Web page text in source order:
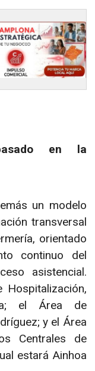
en la
un modelo
transversal
orientado
continuo del
asistencial.
Hospitalización,
el Área de
y el Área
Centrales de
estará Ainhoa